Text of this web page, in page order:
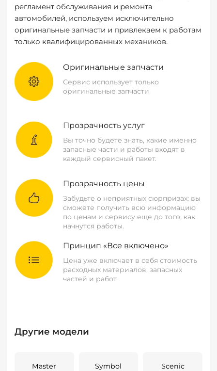
регламент обслуживания и ремонта
автомобилей, используем исключительно
оригинальные запчасти и привлекаем к работам
только квалифицированных механиков.
Оригинальные запчасти
Сервис использует только
оригинальные запчасти
Прозрачность услуг
Вы точно будете знать, какие именно
запасные части и работы входят в
каждый сервисный пакет.
Прозрачность цены
Забудьте о неприятных сюрпризах: вы
сможете получить всю информацию
по ценам и сервису еще до того, как
начнутся работы.
Принцип «Все включено»
Цена уже включает в себя стоимость
расходных материалов, запасных
частей и работ.
Другие модели
Master Symbol Scenic